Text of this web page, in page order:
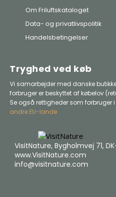
Om Friluftskataloget
Data- og privatlivspolitik
Handelsbetingelser
Tryghed ved køb
Vi samarbejder med danske
forbruger er beskyttet af købelov
Se også rettigheder som forbruger i
andre EU-lande
VisitNature, Bygholmvej 71,
www.VisitNature.com
info@visitnature.com